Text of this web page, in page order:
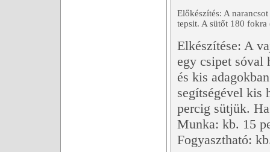
Előkészítés: A
tepsit. A sütőt 180
Elkészítése: A
egy csipet sóval
és kis
segítségével kis
percig sütjük.
Munka: kb. 15
Fogyasztható: